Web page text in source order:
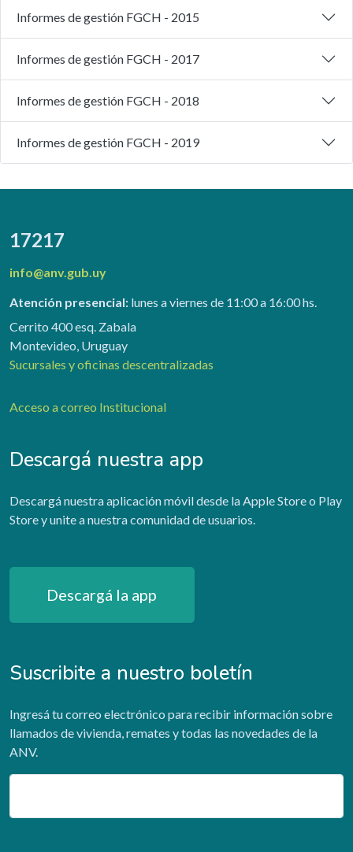
Informes de gestión FGCH - 2015
Informes de gestión FGCH - 2017
Informes de gestión FGCH - 2018
Informes de gestión FGCH - 2019
17217
info@anv.gub.uy
Atención presencial: lunes a viernes de 11:00 a 16:00 hs.
Cerrito 400 esq. Zabala
Montevideo, Uruguay
Sucursales y oficinas descentralizadas
Acceso a correo Institucional
Descargá nuestra app
Descargá nuestra aplicación móvil desde la Apple Store o Play
Store y unite a nuestra comunidad de usuarios.
Descargá la app
Suscribite a nuestro boletín
Ingresá tu correo electrónico para recibir información sobre
llamados de vivienda, remates y todas las novedades de la
ANV.
Email